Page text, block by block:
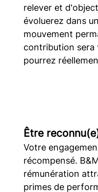
relever et
évoluerez dans
mouvement
contribution sera
pourrez
Être
Votre
récompensé.
rémunération
primes de